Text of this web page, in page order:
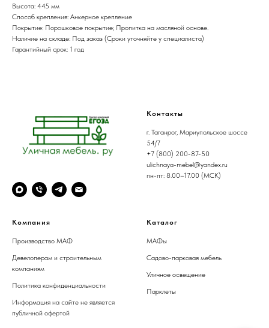
Высота: 445 мм
Способ крепления: Анкерное крепление
Покрытие: Порошковое покрытие; Пропитка на масляной основе.
Наличие на складе: Под заказ (Сроки уточняйте у специалиста)
Гарантийный срок: 1 год
Контакты
г. Таганрог, Мариупольское шоссе
54/7
+7 (800) 200-87-50
ulichnaya-mebel@yandex.ru
пн-пт: 8.00–17.00 (МСК)
Компания
Производство МАФ
Девелоперам и строительным
компаниям
Политика конфиденциальности
Информация на сайте не является
публичной офертой
Каталог
МАФы
Садово-парковая мебель
Уличное освещение
Парклеты